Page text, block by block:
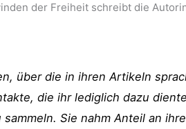
der Freiheit schreibt die
über die in ihren Artikeln
die ihr lediglich dazu
sammeln. Sie nahm Anteil an